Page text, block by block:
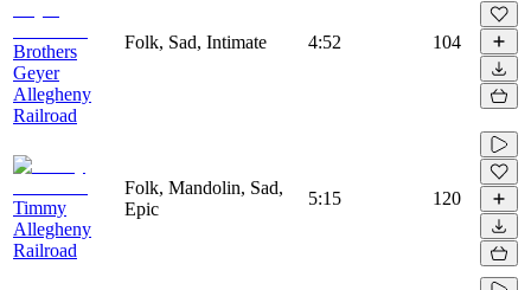
Brothers
Geyer
Allegheny
Railroad
Folk, Sad, Intimate 4:52 104
Timmy
Allegheny
Railroad
Folk, Mandolin, Sad,
Epic
5:15 120